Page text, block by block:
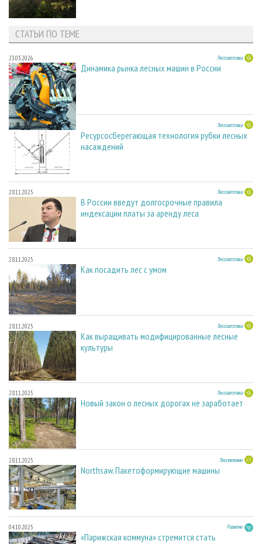
СТАТЬИ ПО ТЕМЕ
23.03.2026 Лесозаготовка
Динамика рынка лесных машин в России
23.03.2026 Лесозаготовка
Ресурсосберегающая технология рубки лесных
насаждений
28.11.2025 Лесозаготовка
В России введут долгосрочные правила
индексации платы за аренду леса
28.11.2025 Лесозаготовка
Как посадить лес с умом
28.11.2025 Лесозаготовка
Как выращивать модифицированные лесные
культуры
28.11.2025 Лесозаготовка
Новый закон о лесных дорогах не заработает
28.11.2025 Лесопиление
Northsaw. Пакетоформирующие машины
04.10.2025 Развитие
«Парижская коммуна» стремится стать